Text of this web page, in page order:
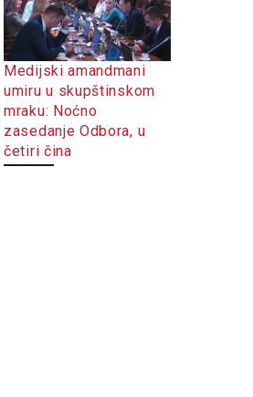
Medijski amandmani
umiru u skupštinskom
mraku: Noćno
zasedanje Odbora, u
četiri čina